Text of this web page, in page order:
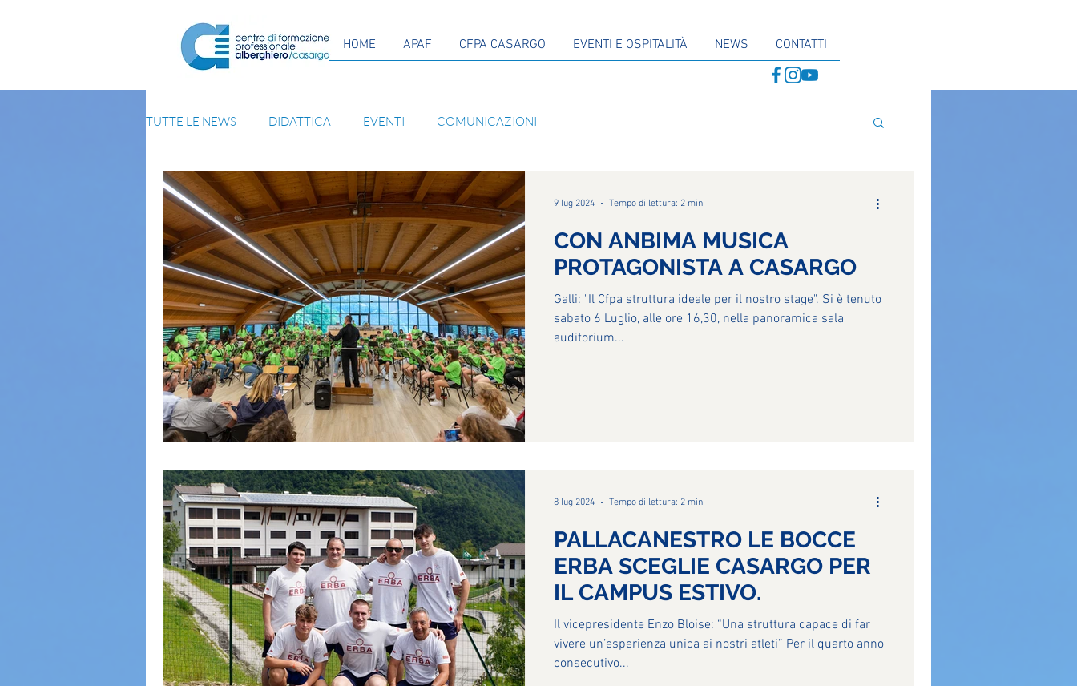
HOME APAF CFPA CASARGO EVENTI E OSPITALITÀ NEWS CONTATTI
TUTTE LE NEWS DIDATTICA EVENTI COMUNICAZIONI
CON ANBIMA MUSICA
PROTAGONISTA A CASARGO
Galli: "Il Cfpa struttura ideale per il nostro stage". Si è tenuto
sabato 6 Luglio, alle ore 16,30, nella panoramica sala
auditorium...
9 lug 2024 Tempo di lettura: 2 min
PALLACANESTRO LE BOCCE
ERBA SCEGLIE CASARGO PER
IL CAMPUS ESTIVO.
Il vicepresidente Enzo Bloise: “Una struttura capace di far
vivere un’esperienza unica ai nostri atleti” Per il quarto anno
consecutivo...
8 lug 2024 Tempo di lettura: 2 min